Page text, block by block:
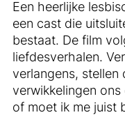
Een heerlijke
een cast die
bestaat. De film
liefdesverhalen.
verlangens, stellen
verwikkelingen
of moet ik me juist